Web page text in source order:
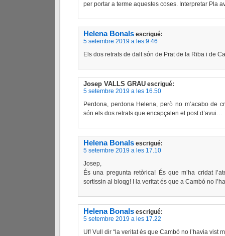
per portar a terme aquestes coses. Interpretar Pla
Helena Bonals escrigué:
5 setembre 2019 a les 9.46
Els dos retrats de dalt són de Prat de la Riba i de
Josep VALLS GRAU escrigué:
5 setembre 2019 a les 16.50
Perdona, perdona Helena, però no m’acabo de
són els dos retrats que encapçalen el post d’avui…
Helena Bonals escrigué:
5 setembre 2019 a les 17.10
Josep,
És una pregunta retòrica! És que m’ha cridat
sortissin al bloqg! I la veritat és que a Cambó no
Helena Bonals escrigué:
5 setembre 2019 a les 17.22
Uf! Vull dir “la veritat és que Cambó no l’havia vist